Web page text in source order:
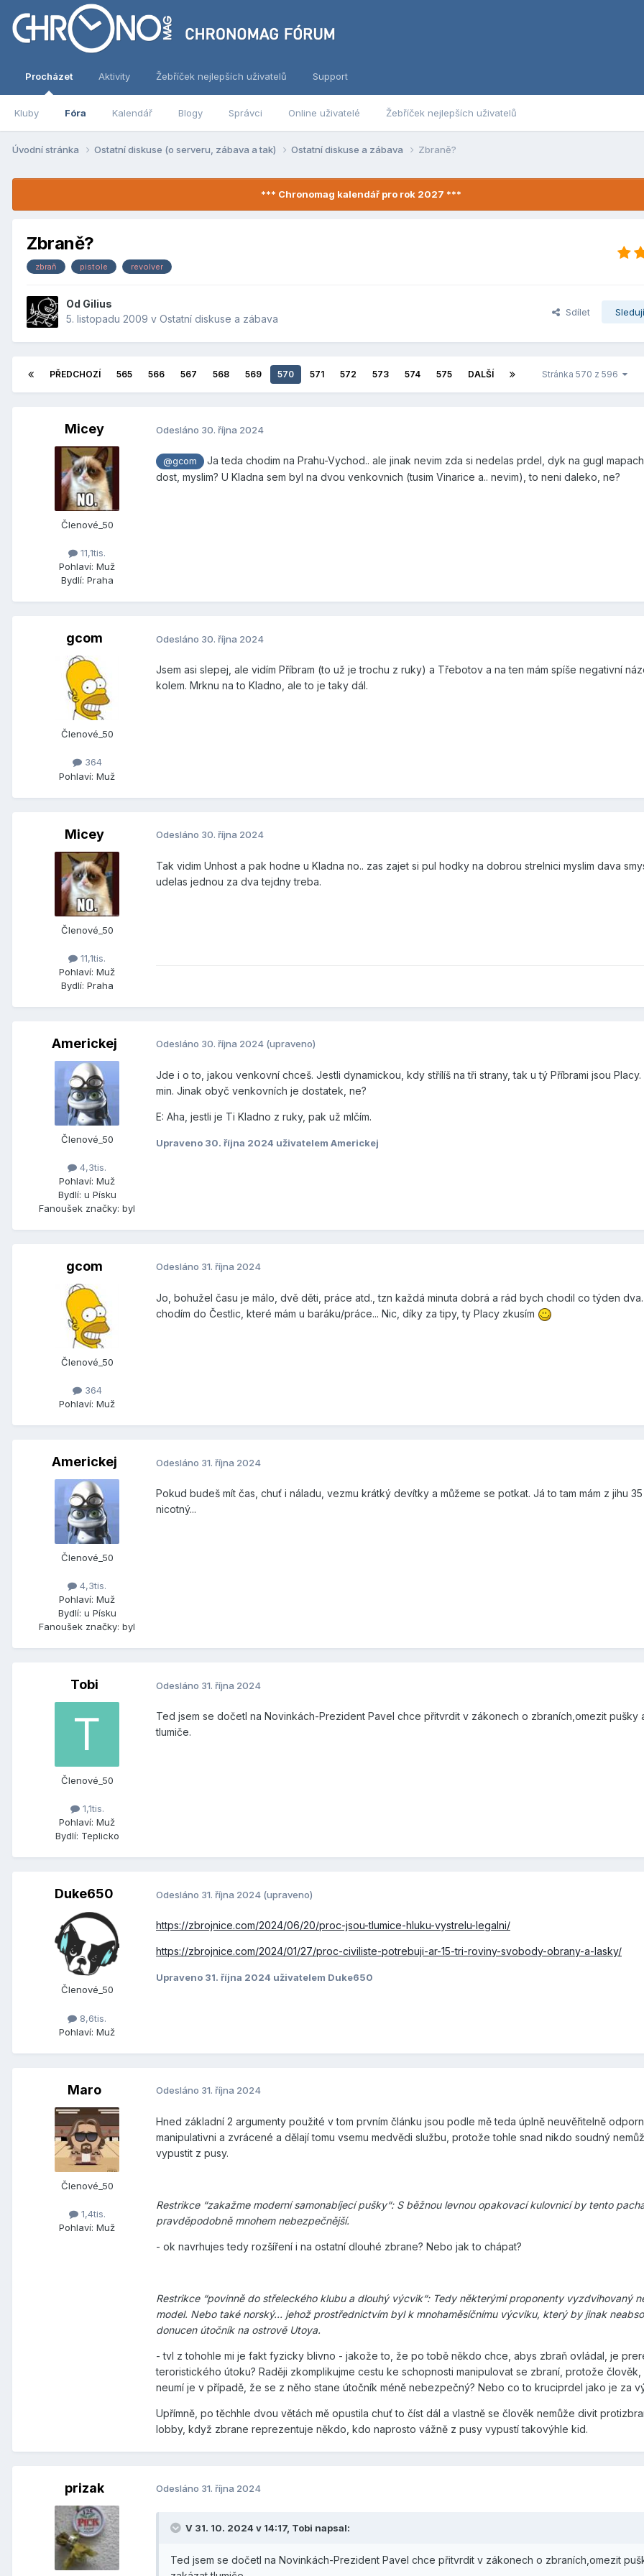
Procházet
Kluby Fóra Kalendář Blogy Správci Online uživatelé Žebříček nejlepších uživatelů
Aktivity Žebříček nejlepších uživatelů Support
Úvodní stránka Ostatní diskuse (o serveru, zábava a tak) Ostatní diskuse a zábava Zbraně?
*** Chronomag kalendář pro rok 2027 ***
Zbraně?
zbraň pistole revolver
Od Gilius
5. listopadu 2009 v Ostatní diskuse a zábava
Sdílet
PŘEDCHOZÍ 565 566 567 568 569 570 571 572 573 574 575 DALŠÍ Stránka 570 z 596
Micey
Členové_50
11,1tis.
Pohlaví: Muž
Bydlí: Praha
Odesláno 30. října 2024
@gcom
Ja teda chodim na Prahu-Vychod.. ale jinak nevim zda si nedelas prdel, dyk na gugl
dost, myslim? U Kladna sem byl na dvou venkovnich (tusim Vinarice a.. nevim), to neni daleko, ne?
gcom
Členové_50
364
Pohlaví: Muž
Odesláno 30. října 2024
Jsem asi slepej, ale vidím Příbram (to už je trochu z ruky) a Třebotov a na ten mám spíše negativní
kolem. Mrknu na to Kladno, ale to je taky dál.
Micey
Členové_50
11,1tis.
Pohlaví: Muž
Bydlí: Praha
Odesláno 30. října 2024
Tak vidim Unhost a pak hodne u Kladna no.. zas zajet si pul hodky na dobrou strelnici myslim dava
udelas jednou za dva tejdny treba.
Americkej
Členové_50
4,3tis.
Pohlaví: Muž
Bydlí: u Písku
Fanoušek značky: byl
Odesláno 30. října 2024 (upraveno)
Jde i o to, jakou venkovní chceš. Jestli dynamickou, kdy střílíš na tři strany, tak u tý Příbrami jsou Placy.
min. Jinak obyč venkovních je dostatek, ne?
E: Aha, jestli je Ti Kladno z ruky, pak už mlčím.
Upraveno 30. října 2024 uživatelem Americkej
gcom
Členové_50
364
Pohlaví: Muž
Odesláno 31. října 2024
Jo, bohužel času je málo, dvě děti, práce atd., tzn každá minuta dobrá a rád bych chodil co týden
chodím do Čestlic, které mám u baráku/práce... Nic, díky za tipy, ty Placy zkusím
Americkej
Členové_50
4,3tis.
Pohlaví: Muž
Bydlí: u Písku
Fanoušek značky: byl
Odesláno 31. října 2024
Pokud budeš mít čas, chuť i náladu, vezmu krátký devítky a můžeme se potkat. Já to tam mám z jihu
nicotný...
Tobi
Členové_50
1,1tis.
Pohlaví: Muž
Bydlí: Teplicko
Odesláno 31. října 2024
Ted jsem se dočetl na Novinkách-Prezident Pavel chce přitvrdit v zákonech o zbraních,omezit pušky
tlumiče.
Duke650
Členové_50
8,6tis.
Pohlaví: Muž
Odesláno 31. října 2024 (upraveno)
https://zbrojnice.com/2024/06/20/proc-jsou-tlumice-hluku-vystrelu-legalni/
https://zbrojnice.com/2024/01/27/proc-civiliste-potrebuji-ar-15-tri-roviny-svobody-obrany-a-lasky/
Upraveno 31. října 2024 uživatelem Duke650
Maro
Členové_50
1,4tis.
Pohlaví: Muž
Odesláno 31. října 2024
Hned základní 2 argumenty použité v tom prvním článku jsou podle mě teda úplně neuvěřitelně
manipulativni a zvrácené a dělají tomu vsemu medvědi službu, protože tohle snad nikdo soudný
vypustit z pusy.
Restrikce “zakažme moderní samonabíjecí pušky“: S běžnou levnou opakovací kulovnicí by tento
pravděpodobně mnohem nebezpečnější.
- ok navrhujes tedy rozšíření i na ostatní dlouhé zbrane? Nebo jak to chápat?
Restrikce “povinně do střeleckého klubu a dlouhý výcvik“: Tedy některými proponenty vyzdvihovaný
model. Nebo také norský… jehož prostřednictvím byl k mnohaměsíčnímu výcviku, který by jinak
donucen útočník na ostrově Utoya.
- tvl z tohohle mi je fakt fyzicky blivno - jakože to, že po tobě někdo chce, abys zbraň ovládal, je
teroristického útoku? Raději zkomplikujme cestu ke schopnosti manipulovat se zbraní, protože člověk,
neumí je v případě, že se z něho stane útočník méně nebezpečný? Nebo co to kruciprdel jako je za
Upřímně, po těchhle dvou větách mě opustila chuť to číst dál a vlastně se člověk nemůže divit
lobby, když zbrane reprezentuje někdo, kdo naprosto vážně z pusy vypustí takovýhle kid.
prizak Odesláno 31. října 2024
V 31. 10. 2024 v 14:17, Tobi napsal:
Ted jsem se dočetl na Novinkách-Prezident Pavel chce přitvrdit v zákonech o zbraních,omezit